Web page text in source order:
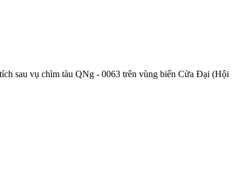
sau vụ chìm tàu QNg - 0063 trên vùng biển Cửa Đại (Hội